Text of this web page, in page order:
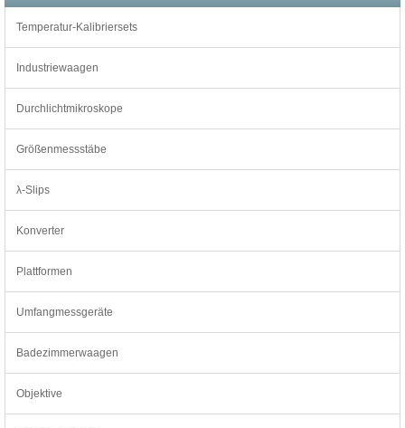
Temperatur-Kalibriersets
Industriewaagen
Durchlichtmikroskope
Größenmessstäbe
λ-Slips
Konverter
Plattformen
Umfangmessgeräte
Badezimmerwaagen
Objektive